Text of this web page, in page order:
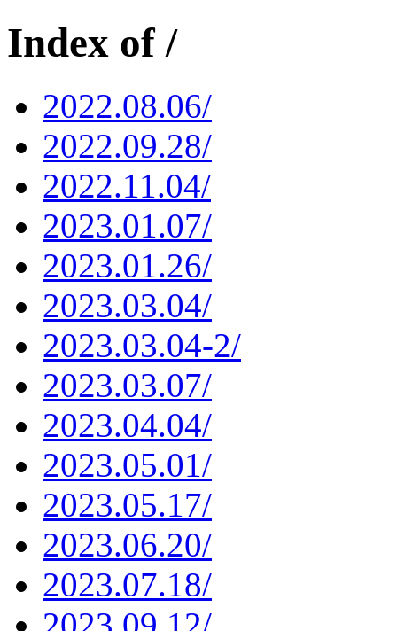
Index of /
2022.08.06/
2022.09.28/
2022.11.04/
2023.01.07/
2023.01.26/
2023.03.04/
2023.03.04-2/
2023.03.07/
2023.04.04/
2023.05.01/
2023.05.17/
2023.06.20/
2023.07.18/